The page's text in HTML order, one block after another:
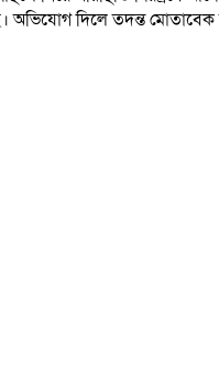
অভিযোগ দিলে তদন্ত মোতাবেক